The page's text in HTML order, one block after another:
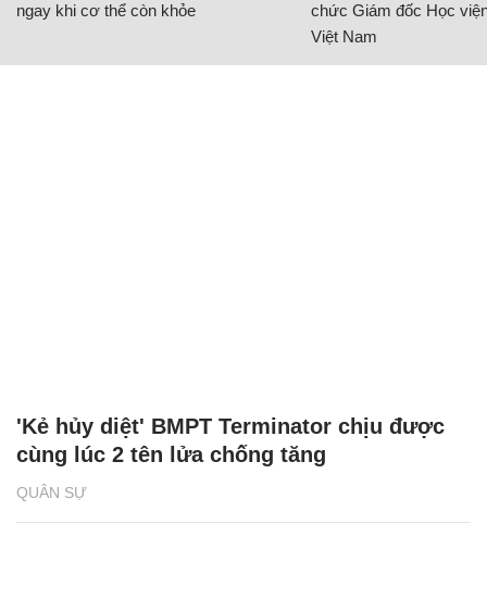
ngay khi cơ thể còn khỏe
chức Giám đốc Học
Việt Nam
QUÂN SỰ
'Kẻ hủy diệt' BMPT Terminator chịu được
cùng lúc 2 tên lửa chống tăng